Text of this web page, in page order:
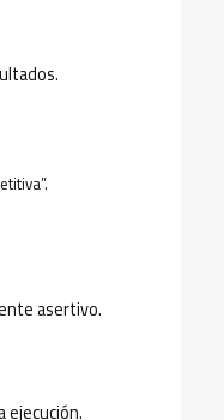
asertivo.
ejecución.